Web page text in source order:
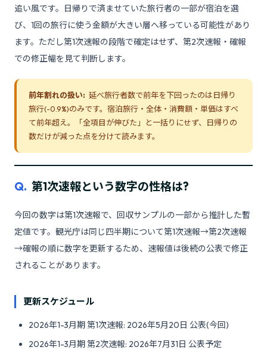
追い風です。日帰りで済ませていた旅行者の一部が宿泊を選
び、1回の旅行に使う金額が大きい層へ移っている可能性があり
ます。ただし第1次速報の段階で確定はせず、第2次速報・確報
での修正幅を見て判断します。
前年割れの扱い: 延べ旅行者数で前年を下回ったのは日帰り
旅行(-0.9%)のみです。宿泊旅行・全体・消費額・単価はすべ
て前年超え。「全項目が伸びた」と一括りにせず、日帰りの
数だけが減った点を分けて読みます。
Q. 第1次速報という数字の性格は?
今回の数字は第1次速報で、回収サンプルの一部から推計した暫
定値です。観光庁は同じ四半期について第1次速報→第2次速報
→確報の順に数字を更新するため、速報値は後続の公表で修正
されることがあります。
更新スケジュール
2026年1-3月期 第1次速報: 2026年5月20日 公表(今回)
2026年1-3月期 第2次速報: 2026年7月31日 公表予定